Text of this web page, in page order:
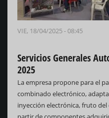
VIE, 18/04/2025 - 08:45
Servicios Generales
2025
La empresa propone para el
combinado electrónico,
inyección electrónica, fruto del